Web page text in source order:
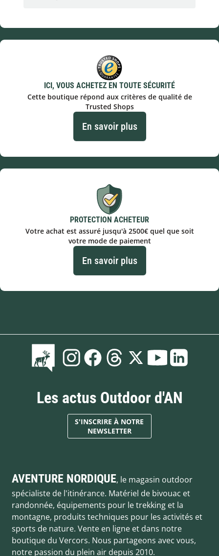
ICI, VOUS ACHETEZ EN TOUTE SÉCURITÉ
Cette boutique répond aux critères de qualité de
Trusted Shops
En savoir plus
PROTECTION ACHETEUR
Votre achat est assuré jusqu'à 2500€ quel que soit
votre mode de paiement
En savoir plus
Les actus Outdoor d'AN
S'INSCRIRE À NOTRE
NEWSLETTER
AVENTURE NORDIQUE, le magasin outdoor
spécialiste de l'itinérance. Matériel de bivouac et
randonnée, équipements pour le trekking et la
montagne, produits techniques pour les activités et
sports de nature. Vente en ligne et dans notre
boutique du Vercors. Nous partageons avec vous,
notre passion du plein air depuis 2010.